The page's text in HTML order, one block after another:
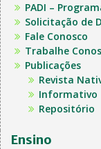
PADI –
Solicitação de
Fale Conosco
Trabalhe
Publicações
Revista
Informativo
Repositório
Ensino